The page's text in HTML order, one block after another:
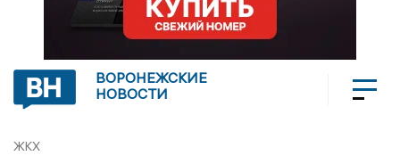
ВОРОНЕЖСКИЕ
НОВОСТИ
ЖКХ